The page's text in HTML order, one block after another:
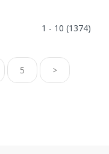
1 - 10 (1374)
5 >